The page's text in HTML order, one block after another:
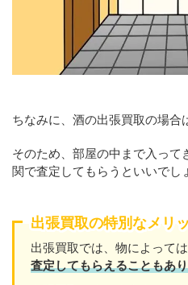
ちなみに、酒の出張買取の場合
そのため、部屋の中まで入っ
関で査定してもらうといいでし
出張買取の特別なメリ
出張買取では、物によっては
査定してもらえることもあり